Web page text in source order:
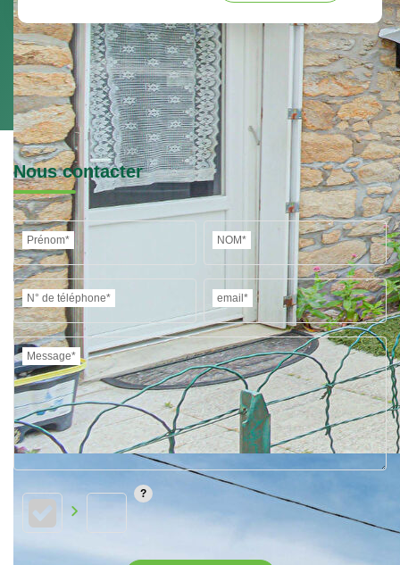
Nous contacter
Prénom* NOM*
N° de téléphone* email*
Message*